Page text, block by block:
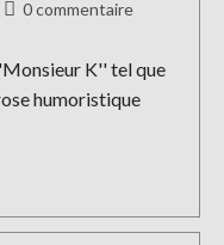
Commentaires
publication :
0 commentaire
K'' tel que
humoristique